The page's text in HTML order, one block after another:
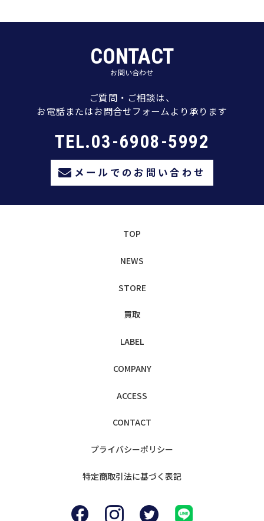
CONTACT
お問い合わせ
ご質問・ご相談は、
お電話またはお問合せフォームより承ります
TEL.03-6908-5992
メールでのお問い合わせ
TOP
NEWS
STORE
買取
LABEL
COMPANY
ACCESS
CONTACT
プライバシーポリシー
特定商取引法に基づく表記